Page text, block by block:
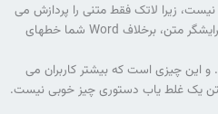
زیرا لاتک فقط متنی را پردازش می
کند که شما به آن می دهید. اما در ویرایشگر متن، برخلاف Word شما خطهای
و این چیزی است که بیشتر کاربران می
یک غلط یاب دستوری چیز خوبی نیست.